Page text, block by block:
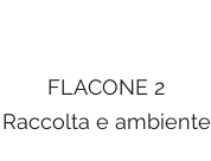
FLACONE 2
Raccolta e ambiente